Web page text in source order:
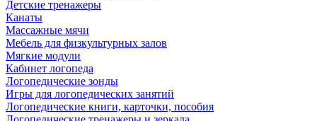
Детские тренажеры
Канаты
Массажные мячи
Мебель для физкультурных залов
Мягкие модули
Кабинет логопеда
Логопедические зонды
Игры для логопедических занятий
Логопедические книги, карточки, пособия